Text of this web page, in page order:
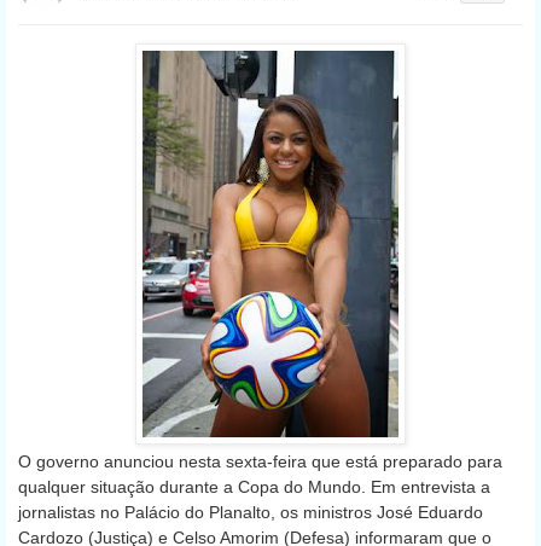
O governo anunciou nesta sexta-feira que está preparado para
qualquer situação durante a Copa do Mundo. Em entrevista a
jornalistas no Palácio do Planalto, os ministros José Eduardo
Cardozo (Justiça) e Celso Amorim (Defesa) informaram que o